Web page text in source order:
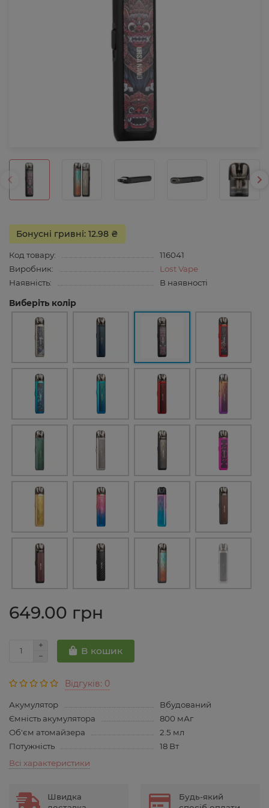
Бонусні гривні: 12.98 ₴
Код товару:
116041
Виробник:
Lost Vape
Наявність:
В наявності
Виберіть колір
649.00 грн
В кошик
Відгуків: 0
Акумулятор
Вбудований
Ємність акумулятора
800 мАг
Об'єм атомайзера
2.5 мл
Потужність
18 Вт
Всі характеристики
Швидка
Будь-який